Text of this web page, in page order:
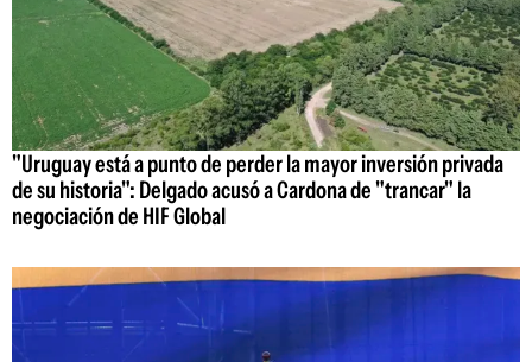
"Uruguay está a punto de perder la mayor inversión privada
de su historia": Delgado acusó a Cardona de "trancar" la
negociación de HIF Global